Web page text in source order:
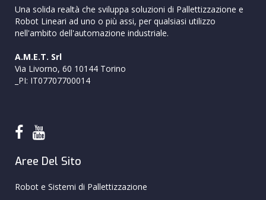
Una solida realtà che sviluppa soluzioni di Pallettizzazione e
Robot Lineari ad uno o più assi, per qualsiasi utilizzo
nell'ambito dell'automazione industriale.
A.M.E.T. Srl
Via Livorno, 60 10144 Torino
_PI: IT07707700014
Aree Del Sito
Robot e Sistemi di Pallettizzazione